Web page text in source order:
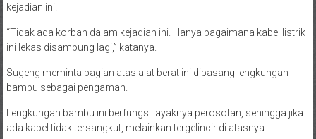
kejadian ini.
“Tidak ada korban dalam kejadian ini. Hanya bagaimana kabel listrik
ini lekas disambung lagi,” katanya.
Sugeng meminta bagian atas alat berat ini dipasang lengkungan
bambu sebagai pengaman.
Lengkungan bambu ini berfungsi layaknya perosotan, sehingga jika
ada kabel tidak tersangkut, melainkan tergelincir di atasnya.